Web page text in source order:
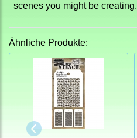
scenes you might be creating.
Ähnliche Produkte: